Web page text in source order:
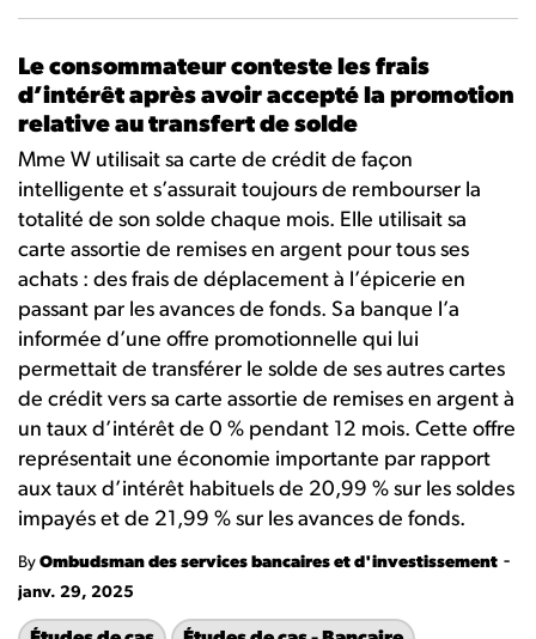
Le consommateur conteste les frais
d’intérêt après avoir accepté la promotion
relative au transfert de solde
Mme W utilisait sa carte de crédit de façon
intelligente et s’assurait toujours de rembourser la
totalité de son solde chaque mois. Elle utilisait sa
carte assortie de remises en argent pour tous ses
achats : des frais de déplacement à l’épicerie en
passant par les avances de fonds. Sa banque l’a
informée d’une offre promotionnelle qui lui
permettait de transférer le solde de ses autres cartes
de crédit vers sa carte assortie de remises en argent à
un taux d’intérêt de 0 % pendant 12 mois. Cette offre
représentait une économie importante par rapport
aux taux d’intérêt habituels de 20,99 % sur les soldes
impayés et de 21,99 % sur les avances de fonds.
By Ombudsman des services bancaires et d'investissement -
janv. 29, 2025